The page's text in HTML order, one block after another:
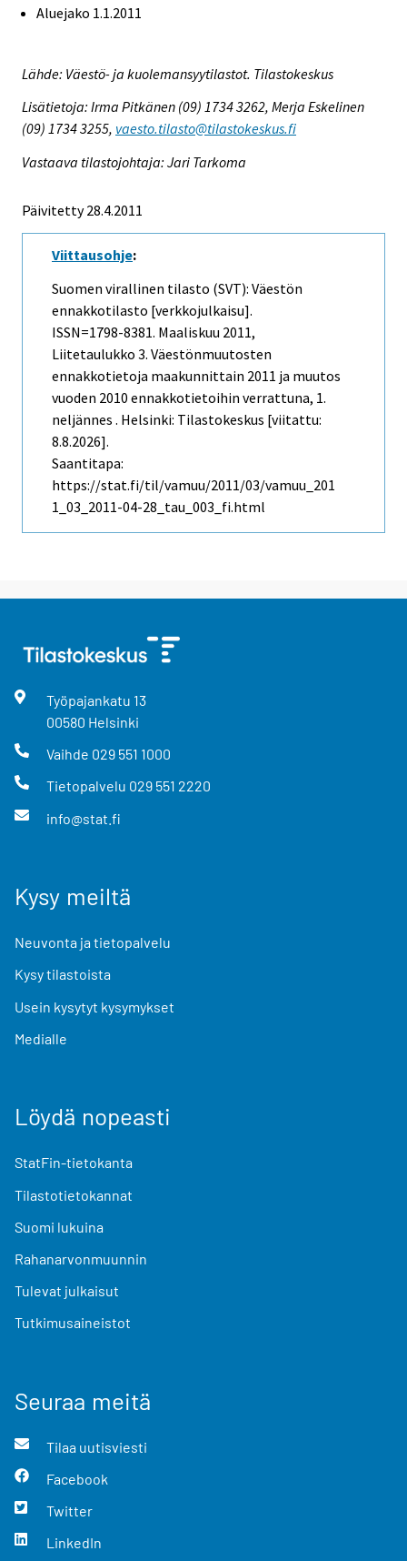
Aluejako 1.1.2011
Lähde: Väestö- ja kuolemansyytilastot. Tilastokeskus
Lisätietoja: Irma Pitkänen (09) 1734 3262, Merja Eskelinen
(09) 1734 3255, vaesto.tilasto@tilastokeskus.fi
Vastaava tilastojohtaja: Jari Tarkoma
Päivitetty 28.4.2011
Viittausohje:
Suomen virallinen tilasto (SVT): Väestön
ennakkotilasto [verkkojulkaisu].
ISSN=1798-8381. Maaliskuu 2011,
Liitetaulukko 3. Väestönmuutosten
ennakkotietoja maakunnittain 2011 ja muutos
vuoden 2010 ennakkotietoihin verrattuna, 1.
neljännes . Helsinki: Tilastokeskus [viitattu:
8.8.2026].
Saantitapa:
https://stat.fi/til/vamuu/2011/03/vamuu_201
1_03_2011-04-28_tau_003_fi.html
Työpajankatu 13
00580 Helsinki
Vaihde 029 551 1000
Tietopalvelu 029 551 2220
info@stat.fi
Kysy meiltä
Neuvonta ja tietopalvelu
Kysy tilastoista
Usein kysytyt kysymykset
Medialle
Löydä nopeasti
StatFin-tietokanta
Tilastotietokannat
Suomi lukuina
Rahanarvonmuunnin
Tulevat julkaisut
Tutkimusaineistot
Seuraa meitä
Tilaa uutisviesti
Facebook
Twitter
LinkedIn